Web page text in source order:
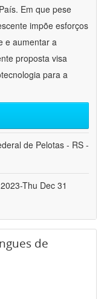
Em que pese
impõe esforços
e aumentar a
proposta visa
para a
de Pelotas - RS -
Thu Dec 31
de